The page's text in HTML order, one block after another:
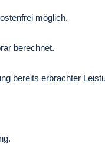
möglich.
berechnet.
bereits erbrachter